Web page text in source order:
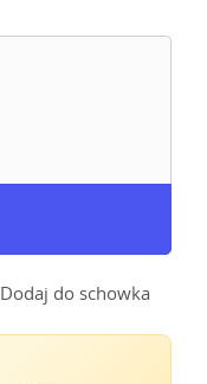
Dodaj do schowka